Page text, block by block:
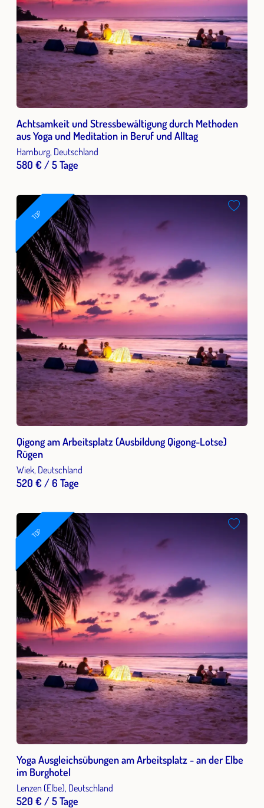
Achtsamkeit und Stressbewältigung durch Methoden
aus Yoga und Meditation in Beruf und Alltag
Hamburg, Deutschland
580 € / 5 Tage
TOP
Qigong am Arbeitsplatz (Ausbildung Qigong-Lotse)
Rügen
Wiek, Deutschland
520 € / 6 Tage
TOP
Yoga Ausgleichsübungen am Arbeitsplatz - an der Elbe
im Burghotel
Lenzen (Elbe), Deutschland
520 € / 5 Tage